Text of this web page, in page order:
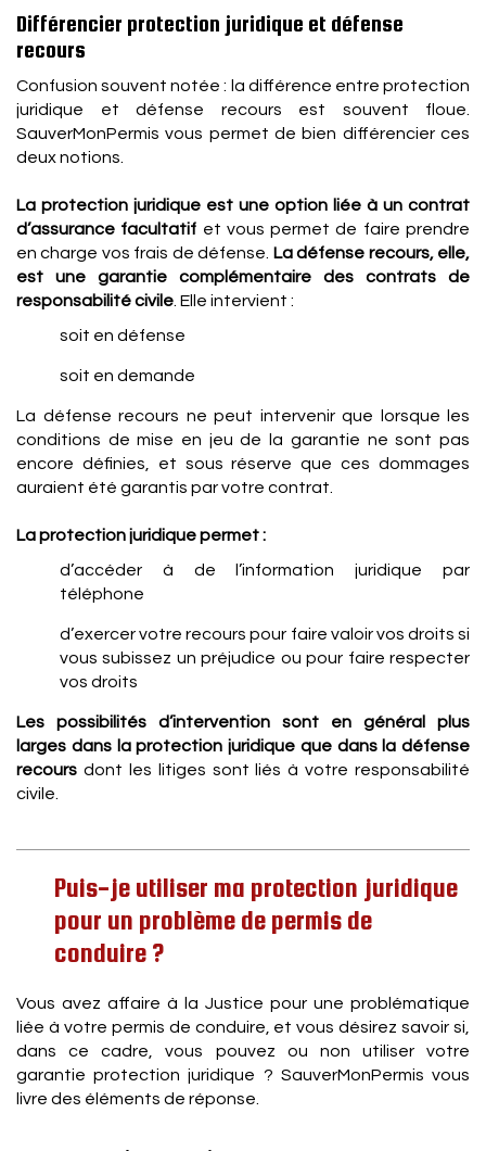
Différencier protection juridique et défense
recours
Confusion souvent notée : la différence entre protection
juridique et défense recours est souvent floue.
SauverMonPermis vous permet de bien différencier ces
deux notions.
La protection juridique est une option liée à un contrat
d’assurance facultatif et vous permet de faire prendre
en charge vos frais de défense. La défense recours, elle,
est une garantie complémentaire des contrats de
responsabilité civile . Elle intervient :
soit en défense
soit en demande
La défense recours ne peut intervenir que lorsque les
conditions de mise en jeu de la garantie ne sont pas
encore définies, et sous réserve que ces dommages
auraient été garantis par votre contrat.
La protection juridique permet :
d’accéder à de l’information juridique par
téléphone
d’exercer votre recours pour faire valoir vos droits si
vous subissez un préjudice ou pour faire respecter
vos droits
Les possibilités d’intervention sont en général plus
larges dans la protection juridique que dans la défense
recours dont les litiges sont liés à votre responsabilité
civile.
Puis-je utiliser ma protection juridique
pour un problème de permis de
conduire ?
Vous avez affaire à la Justice pour une problématique
liée à votre permis de conduire, et vous désirez savoir si,
dans ce cadre, vous pouvez ou non utiliser votre
garantie protection juridique ? SauverMonPermis vous
livre des éléments de réponse.